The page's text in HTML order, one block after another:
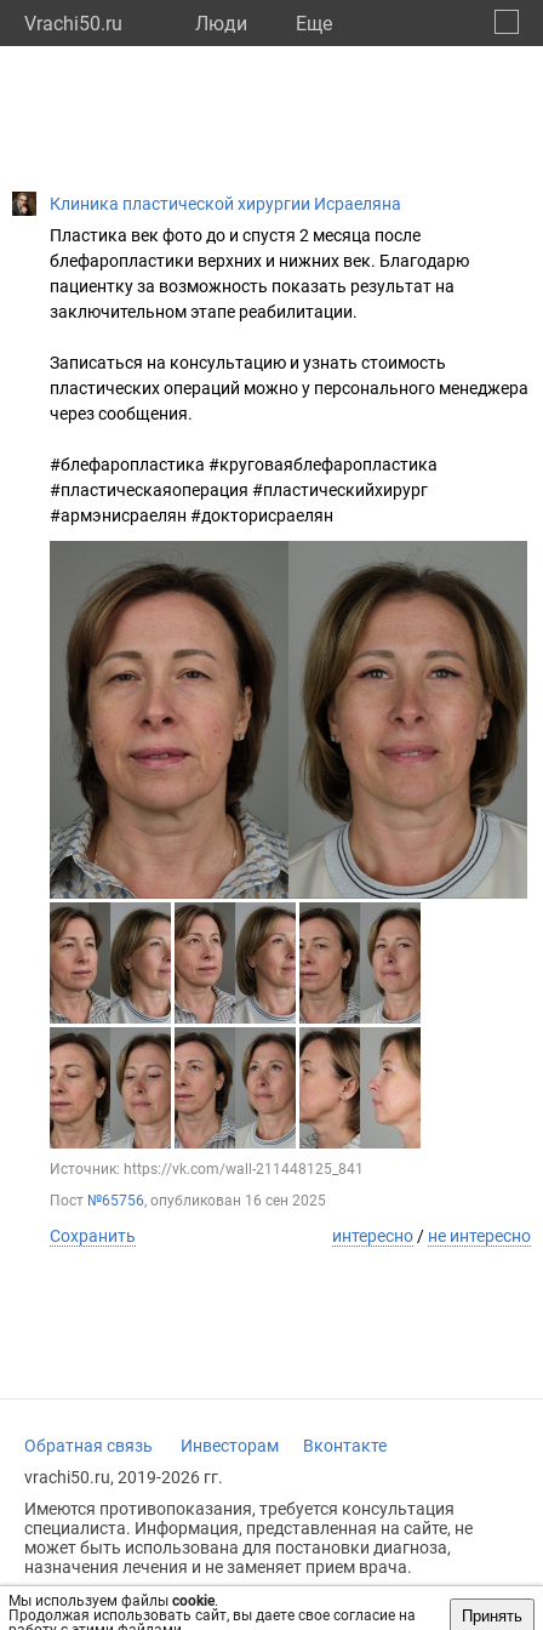
Vrachi50.ru Люди Eще
Мы используем файлы cookie.
Продолжая использовать сайт, вы даете свое согласие на
Принять
Клиника пластической хирургии Исраеляна
Пластика век фото до и спустя 2 месяца после
блефаропластики верхних и нижних век. Благодарю
пациентку за возможность показать результат на
заключительном этапе реабилитации.
Записаться на консультацию и узнать стоимость
пластических операций можно у персонального менеджера
через сообщения.
#блефаропластика #круговаяблефаропластика
#пластическаяоперация #пластическийхирург
#армэнисраелян #докторисраелян
Источник: https://vk.com/wall-211448125_841
Пост №65756, опубликован 16 сен 2025
Сохранить интересно / не интересно
Обратная связь Инвесторам
Вконтакте
vrachi50.ru, 2019-2026 гг.
Имеются противопоказания, требуется консультация
специалиста. Информация, представленная на сайте, не
может быть использована для постановки диагноза,
назначения лечения и не заменяет прием врача.
Возрастное ограничение: 18+